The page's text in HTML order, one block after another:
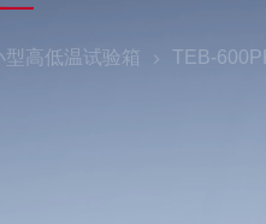
型高低温试验箱 TEB-